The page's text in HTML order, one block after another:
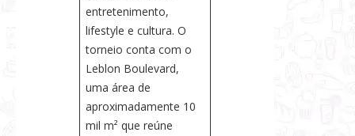
entretenimento,
lifestyle e cultura. O
torneio conta com o
Leblon Boulevard,
uma área de
aproximadamente 10
mil m² que reúne